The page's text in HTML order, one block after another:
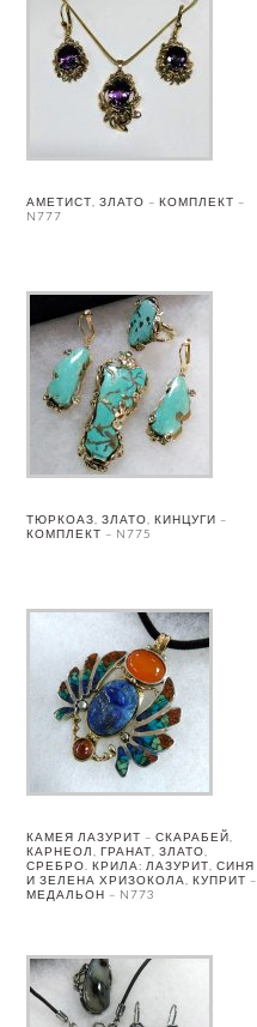
АМЕТИСТ, ЗЛАТО – КОМПЛЕКТ –
N777
ТЮРКОАЗ, ЗЛАТО, КИНЦУГИ –
КОМПЛЕКТ – N775
КАМЕЯ ЛАЗУРИТ – СКАРАБЕЙ,
КАРНЕОЛ, ГРАНАТ, ЗЛАТО,
СРЕБРО. КРИЛА: ЛАЗУРИТ, СИНЯ
И ЗЕЛЕНА ХРИЗОКОЛА, КУПРИТ –
МЕДАЛЬОН – N773